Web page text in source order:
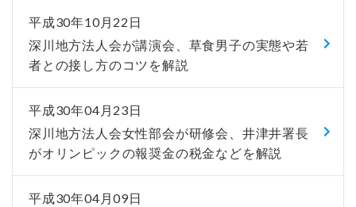
平成30年10月22日
深川地方法人会が講演会、草食男子の実態や若
者との接し方のコツを解説
平成30年04月23日
深川地方法人会女性部会が研修会、井津井署長
がオリンピックの報奨金の税金などを解説
平成30年04月09日